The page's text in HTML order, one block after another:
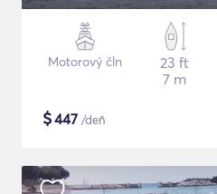
Motorový čln
23 ft
7 m
$447 /deň